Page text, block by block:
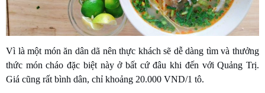
Vì là một món ăn dân dã nên thực khách sẽ dễ dàng tìm và thưởng
thức món cháo đặc biệt này ở bất cứ đâu khi đến với Quảng Trị.
Giá cũng rất bình dân, chỉ khoảng 20.000 VND/1 tô.